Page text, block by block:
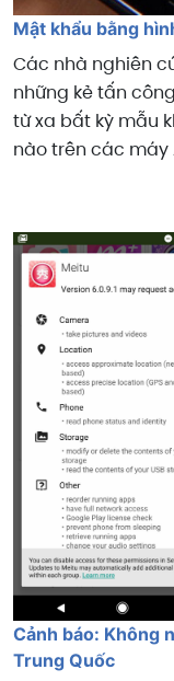
Mật khẩu bằng
Các nhà nghiên
những kẻ tấn
từ xa bất kỳ mẫu
nào trên các máy
Cảnh báo: Không
Trung Quốc